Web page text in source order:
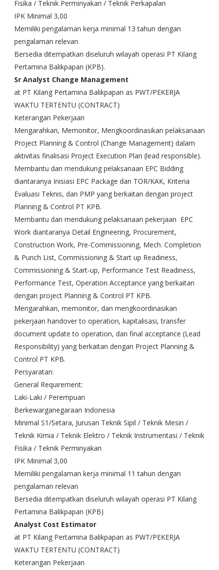
Fisika / Teknik Perminyakan / Teknik Perkapalan
IPK Minimal 3,00
Memiliki pengalaman kerja minimal 13 tahun dengan
pengalaman relevan
Bersedia ditempatkan diseluruh wilayah operasi PT Kilang
Pertamina Balikpapan (KPB).
Sr Analyst Change Management
at PT Kilang Pertamina Balikpapan as PWT/PEKERJA
WAKTU TERTENTU (CONTRACT)
Keterangan Pekerjaan
Mengarahkan, Memonitor, Mengkoordinasikan pelaksanaan
Project Planning & Control (Change Management) dalam
aktivitas finalisasi Project Execution Plan (lead responsible).
Membantu dan mendukung pelaksanaan EPC Bidding
diantaranya Inisiasi EPC Package dan TOR/KAK, Kriteria
Evaluasi Teknis, dan PMP yang berkaitan dengan project
Planning & Control PT KPB.
Membantu dan mendukung pelaksanaan pekerjaan EPC
Work diantaranya Detail Engineering, Procurement,
Construction Work, Pre-Commissioning, Mech. Completion
& Punch List, Commissioning & Start up Readiness,
Commissioning & Start-up, Performance Test Readiness,
Performance Test, Operation Acceptance yang berkaitan
dengan project Planning & Control PT KPB.
Mengarahkan, memonitor, dan mengkoordinasikan
pekerjaan handover to operation, kapitalisasi, transfer
document update to operation, dan final acceptance (Lead
Responsibility) yang berkaitan dengan Project Planning &
Control PT KPB.
Persyaratan:
General Requirement:
Laki-Laki / Perempuan
Berkewarganegaraan Indonesia
Minimal S1/Setara, Jurusan Teknik Sipil / Teknik Mesin /
Teknik Kimia / Teknik Elektro / Teknik Instrumentasi / Teknik
Fisika / Teknik Perminyakan
IPK Minimal 3,00
Memiliki pengalaman kerja minimal 11 tahun dengan
pengalaman relevan
Bersedia ditempatkan diseluruh wilayah operasi PT Kilang
Pertamina Balikpapan (KPB)
Analyst Cost Estimator
at PT Kilang Pertamina Balikpapan as PWT/PEKERJA
WAKTU TERTENTU (CONTRACT)
Keterangan Pekerjaan